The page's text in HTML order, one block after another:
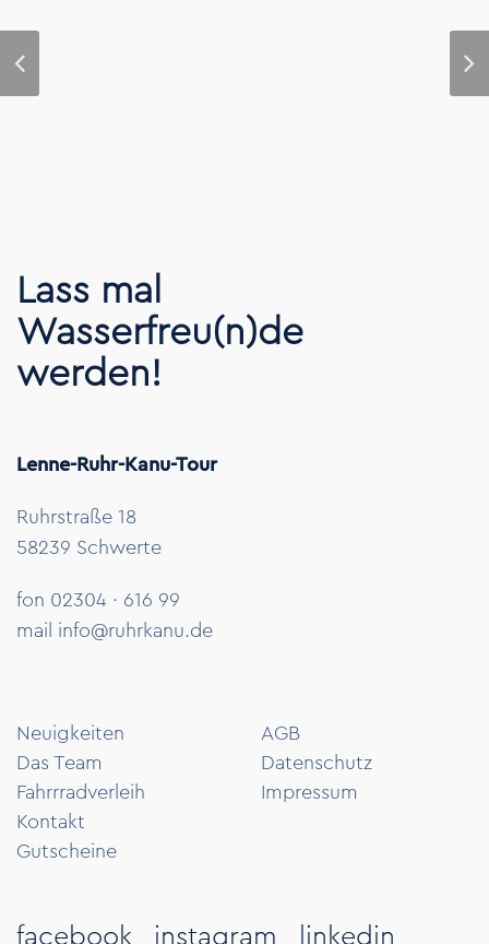
Lass mal
Wasserfreu(n)de
werden!
Lenne-Ruhr-Kanu-Tour
Ruhrstraße 18
58239 Schwerte
fon 02304 · 616 99
mail info@ruhrkanu.de
Neuigkeiten
Das Team
Fahrrradverleih
Kontakt
Gutscheine
AGB
Datenschutz
Impressum
facebook instagram linkedin